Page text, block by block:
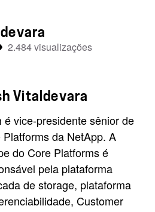
2.484 visualizações
Vitaldevara
é vice-presidente sênior de
Platforms da NetApp. A
do Core Platforms é
pela plataforma
de storage, plataforma
Customer